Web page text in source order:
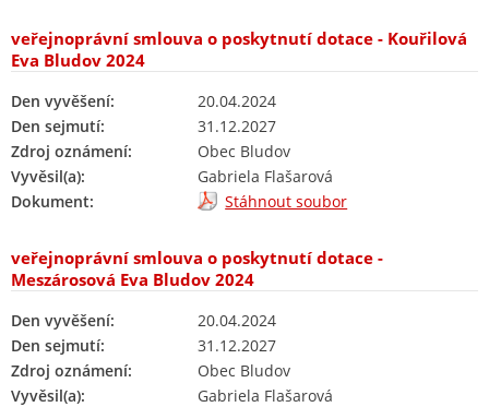
veřejnoprávní smlouva o poskytnutí dotace - Kouřilová
Eva Bludov 2024
Den vyvěšení:
20.04.2024
Den sejmutí:
31.12.2027
Zdroj oznámení:
Obec Bludov
Vyvěsil(a):
Gabriela Flašarová
Dokument:
Stáhnout soubor
veřejnoprávní smlouva o poskytnutí dotace -
Meszárosová Eva Bludov 2024
Den vyvěšení:
20.04.2024
Den sejmutí:
31.12.2027
Zdroj oznámení:
Obec Bludov
Vyvěsil(a):
Gabriela Flašarová